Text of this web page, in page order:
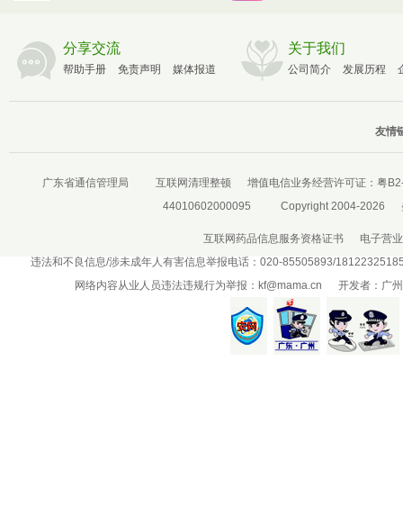
分享交流
帮助手册 免责声明 媒体报道
关于我们
公司简介 发展历程
友情
广东省通信管理局 互联网清理整顿 增值电信业务经营许可证： 粤
44010602000095
Copyright 2004-2026
互联网药品信息服务资格证书
电子营
违法和不良信息/涉未成年人有害信息举报电话：020-85505893/
网络内容从业人员违法违规行为举报： kf@mama.cn 开发者：广